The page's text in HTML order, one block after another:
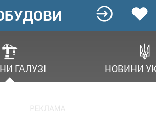
ГАЛУЗІ НОВИНИ